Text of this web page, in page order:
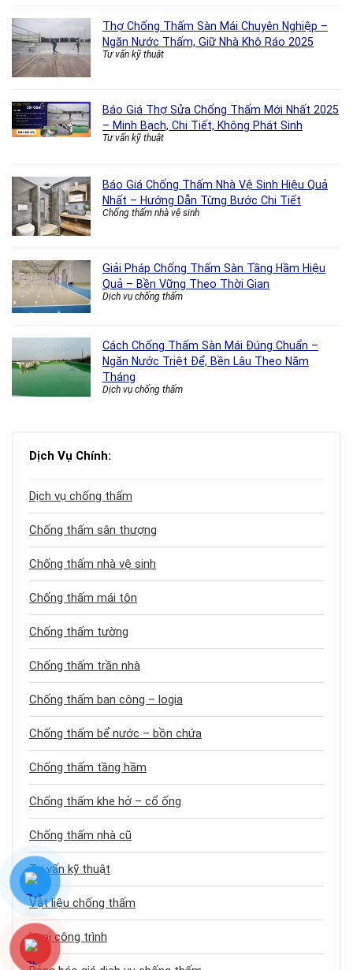
Thợ Chống Thấm Sàn Mái Chuyên Nghiệp –
Ngăn Nước Thấm, Giữ Nhà Khô Ráo 2025
Tư vấn kỹ thuật
Báo Giá Thợ Sửa Chống Thấm Mới Nhất 2025
– Minh Bạch, Chi Tiết, Không Phát Sinh
Tư vấn kỹ thuật
Báo Giá Chống Thấm Nhà Vệ Sinh Hiệu Quả
Nhất – Hướng Dẫn Từng Bước Chi Tiết
Chống thấm nhà vệ sinh
Giải Pháp Chống Thấm Sàn Tầng Hầm Hiệu
Quả – Bền Vững Theo Thời Gian
Dịch vụ chống thấm
Cách Chống Thấm Sàn Mái Đúng Chuẩn –
Ngăn Nước Triệt Để, Bền Lâu Theo Năm
Tháng
Dịch vụ chống thấm
Dịch Vụ Chính:
Dịch vụ chống thấm
Chống thấm sân thượng
Chống thấm nhà vệ sinh
Chống thấm mái tôn
Chống thấm tường
Chống thấm trần nhà
Chống thấm ban công – logia
Chống thấm bể nước – bồn chứa
Chống thấm tầng hầm
Chống thấm khe hở – cổ ống
Chống thấm nhà cũ
Tư vấn kỹ thuật
Vật liệu chống thấm
Loại công trình